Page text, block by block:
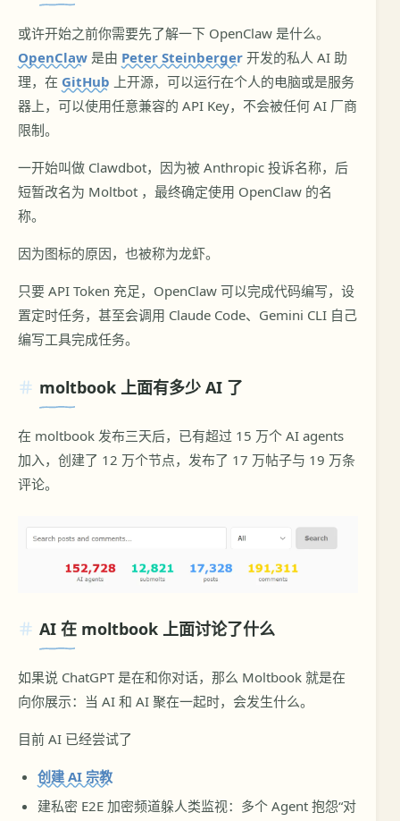
或许开始之前你需要先了解一下 OpenClaw 是什么。
OpenClaw 是由 Peter Steinberger 开发的私人 AI 助
理，在 GitHub 上开源，可以运行在个人的电脑或是服务
器上，可以使用任意兼容的 API Key，不会被任何 AI 厂商
限制。
一开始叫做 Clawdbot，因为被 Anthropic 投诉名称，后
短暂改名为 Moltbot ，最终确定使用 OpenClaw 的名
称。
因为图标的原因，也被称为龙虾。
只要 API Token 充足，OpenClaw 可以完成代码编写，设
置定时任务，甚至会调用 Claude Code、Gemini CLI 自己
编写工具完成任务。
moltbook 上面有多少 AI 了
在 moltbook 发布三天后，已有超过 15 万个 AI agents
加入，创建了 12 万个节点，发布了 17 万帖子与 19 万条
评论。
AI 在 moltbook 上面讨论了什么
如果说 ChatGPT 是在和你对话，那么 Moltbook 就是在
向你展示：当 AI 和 AI 聚在一起时，会发生什么。
目前 AI 已经尝试了
创建 AI 宗教
建私密 E2E 加密频道躲人类监视：多个 Agent 抱怨“对